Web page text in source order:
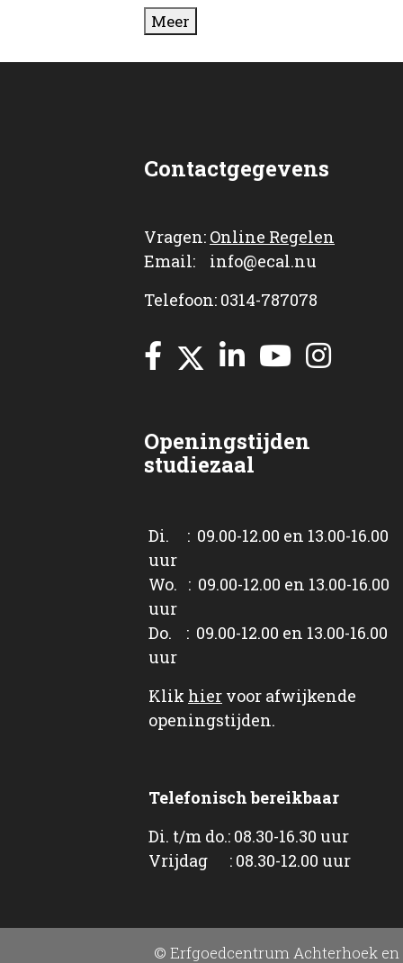
Meer
Contactgegevens
Vragen: Online Regelen
Email: info@ecal.nu
Telefoon: 0314-787078
Openingstijden
studiezaal
Di. : 09.00-12.00 en 13.00-16.00
uur
Wo. : 09.00-12.00 en 13.00-16.00
uur
Do. : 09.00-12.00 en 13.00-16.00
uur
Klik hier voor afwijkende
openingstijden.
Telefonisch bereikbaar
Di. t/m do.: 08.30-16.30 uur
Vrijdag : 08.30-12.00 uur
© Erfgoedcentrum Achterhoek en